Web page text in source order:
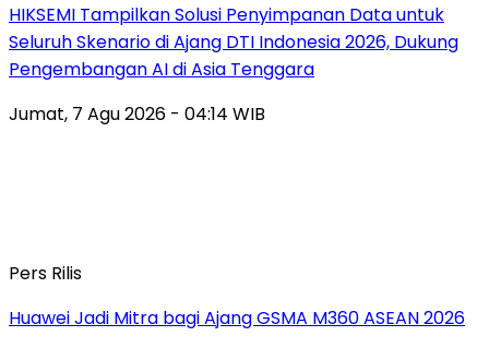
HIKSEMI Tampilkan Solusi Penyimpanan Data untuk
Seluruh Skenario di Ajang DTI Indonesia 2026, Dukung
Pengembangan AI di Asia Tenggara
Jumat, 7 Agu 2026 - 04:14 WIB
Pers Rilis
Huawei Jadi Mitra bagi Ajang GSMA M360 ASEAN 2026